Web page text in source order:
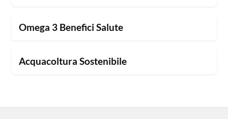
Omega 3 Benefici Salute
Acquacoltura Sostenibile